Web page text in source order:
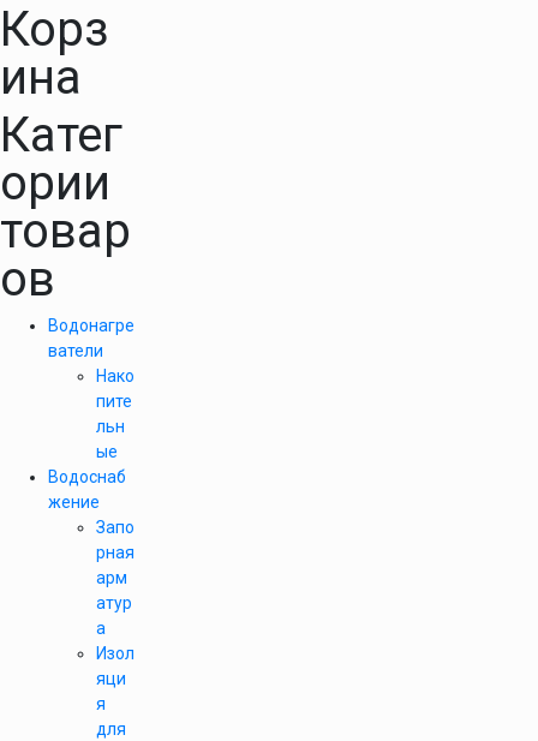
Корз
ина
Катег
ории
товар
ов
Водонагре
ватели
Нако
пите
льн
ые
Водоснаб
жение
Запо
рная
арм
атур
а
Изол
яци
я
для